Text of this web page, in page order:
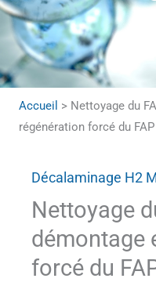
Accueil > Nettoyage du
régénération forcé du
Décalaminage H2
Nettoyage
démontage
forcé du